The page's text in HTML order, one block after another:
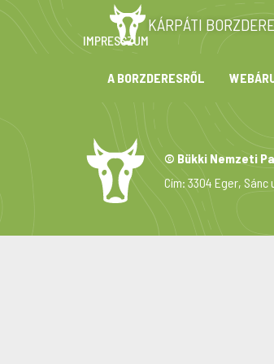
KÁRPÁTI
A BORZDERESRŐL
IMPRESSZUM
© Bükki Nemzeti
Cím: 3304 Eger, Sánc